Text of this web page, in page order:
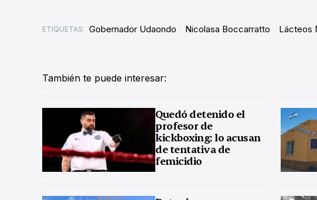
ETIQUETAS: Gobernador Udaondo Nicolasa Boccarratto Lácteos
También te puede interesar:
Quedó detenido el
profesor de
kickboxing: lo acusan
de tentativa de
femicidio